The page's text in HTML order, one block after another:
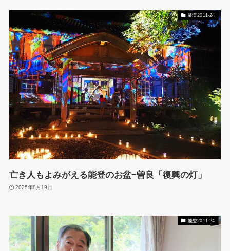
能登2011-24
亡き人もよみがえる能登のお盆−曽良「復興の灯」
2025年8月19日
能登2011-24